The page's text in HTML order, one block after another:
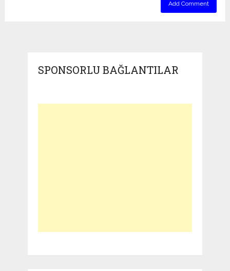
SPONSORLU BAĞLANTILAR